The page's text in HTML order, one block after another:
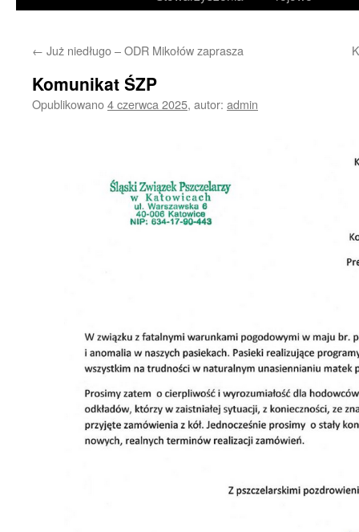
← Już niedługo – ODR Mikołów zaprasza
Komunikat ŚZP
Opublikowano4 czerwca 2025, autor: admin